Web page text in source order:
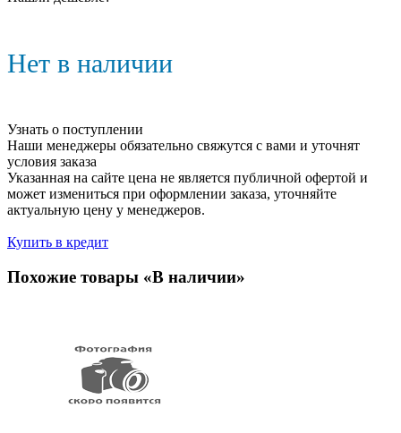
Нет в наличии
Узнать о поступлении
Наши менеджеры обязательно свяжутся с вами и уточнят
условия заказа
Указанная на сайте цена не является публичной офертой и
может измениться при оформлении заказа, уточняйте
актуальную цену у менеджеров.
Купить в кредит
Похожие товары «В наличии»